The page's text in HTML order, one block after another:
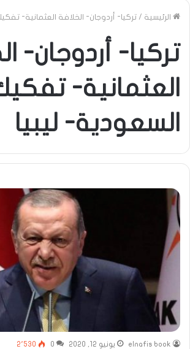
الرئيسية / تركيا- أردوجان- الخلافة العثمانية-
تركيا- أردوجان-
العثمانية-
السعودية- ليبيا
elnafis book يونيو 12, 2020 0 2٬530